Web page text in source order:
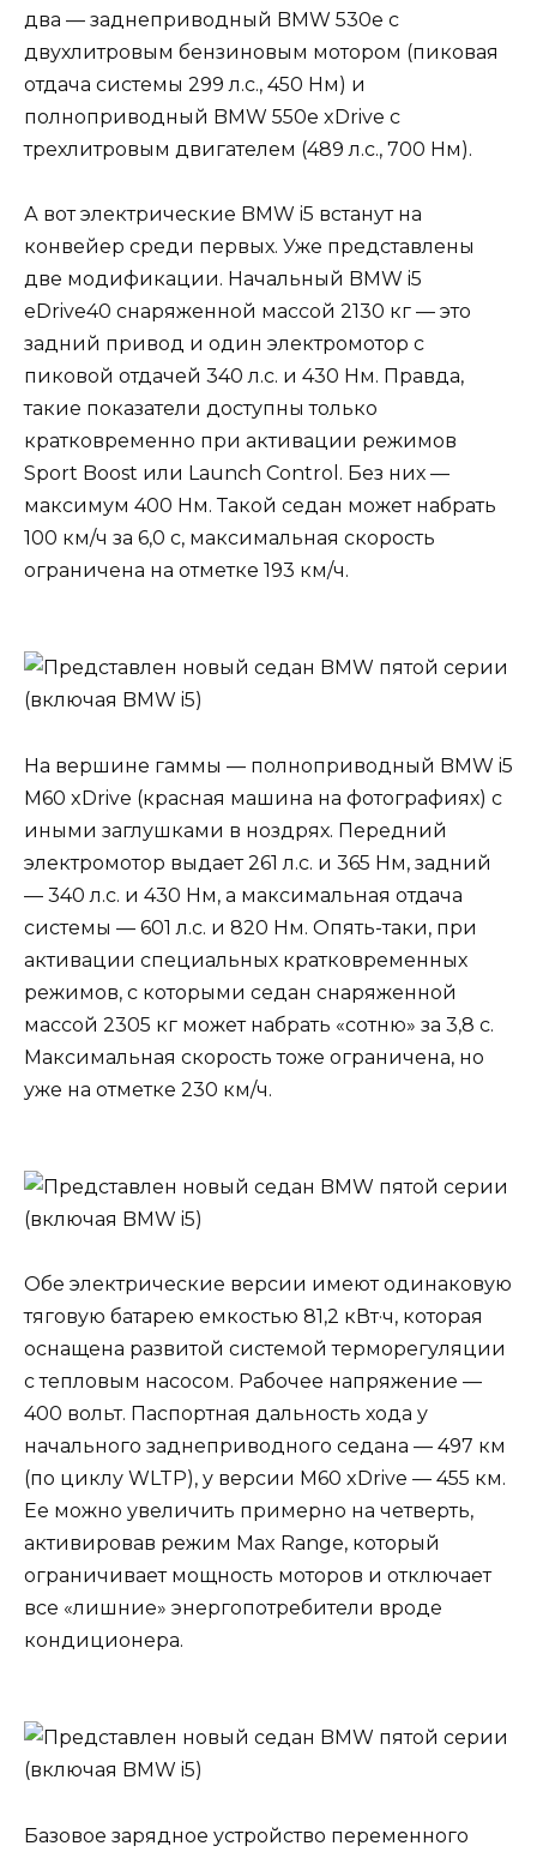
два — заднеприводный BMW 530e с
двухлитровым бензиновым мотором (пиковая
отдача системы 299 л.с., 450 Нм) и
полноприводный BMW 550e xDrive с
трехлитровым двигателем (489 л.с., 700 Нм).
А вот электрические BMW i5 встанут на
конвейер среди первых. Уже представлены
две модификации. Начальный BMW i5
eDrive40 снаряженной массой 2130 кг — это
задний привод и один электромотор с
пиковой отдачей 340 л.с. и 430 Нм. Правда,
такие показатели доступны только
кратковременно при активации режимов
Sport Boost или Launch Control. Без них —
максимум 400 Нм. Такой седан может набрать
100 км/ч за 6,0 с, максимальная скорость
ограничена на отметке 193 км/ч.
На вершине гаммы — полноприводный BMW i5
M60 xDrive (красная машина на фотографиях) с
иными заглушками в ноздрях. Передний
электромотор выдает 261 л.с. и 365 Нм, задний
— 340 л.с. и 430 Нм, а максимальная отдача
системы — 601 л.с. и 820 Нм. Опять-таки, при
активации специальных кратковременных
режимов, с которыми седан снаряженной
массой 2305 кг может набрать «сотню» за 3,8 с.
Максимальная скорость тоже ограничена, но
уже на отметке 230 км/ч.
Обе электрические версии имеют одинаковую
тяговую батарею емкостью 81,2 кВт·ч, которая
оснащена развитой системой терморегуляции
с тепловым насосом. Рабочее напряжение —
400 вольт. Паспортная дальность хода у
начального заднеприводного седана — 497 км
(по циклу WLTP), у версии M60 xDrive — 455 км.
Ее можно увеличить примерно на четверть,
активировав режим Max Range, который
ограничивает мощность моторов и отключает
все «лишние» энергопотребители вроде
кондиционера.
Базовое зарядное устройство переменного